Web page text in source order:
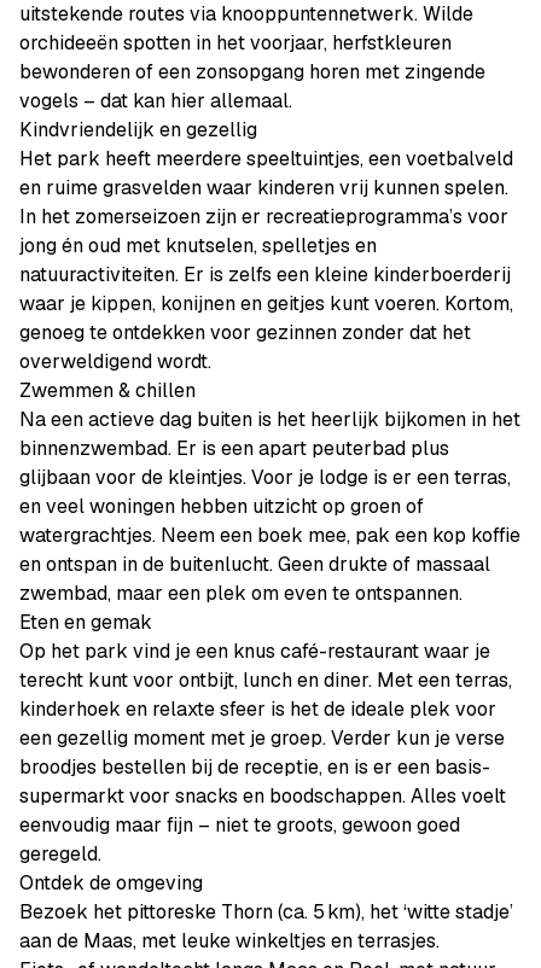
uitstekende routes via knooppuntennetwerk. Wilde
orchideeën spotten in het voorjaar, herfstkleuren
bewonderen of een zonsopgang horen met zingende
vogels – dat kan hier allemaal.
Kindvriendelijk en gezellig
Het park heeft meerdere speeltuintjes, een voetbalveld
en ruime grasvelden waar kinderen vrij kunnen spelen.
In het zomerseizoen zijn er recreatieprogramma’s voor
jong én oud met knutselen, spelletjes en
natuuractiviteiten. Er is zelfs een kleine kinderboerderij
waar je kippen, konijnen en geitjes kunt voeren. Kortom,
genoeg te ontdekken voor gezinnen zonder dat het
overweldigend wordt.
Zwemmen & chillen
Na een actieve dag buiten is het heerlijk bijkomen in het
binnenzwembad. Er is een apart peuterbad plus
glijbaan voor de kleintjes. Voor je lodge is er een terras,
en veel woningen hebben uitzicht op groen of
watergrachtjes. Neem een boek mee, pak een kop koffie
en ontspan in de buitenlucht. Geen drukte of massaal
zwembad, maar een plek om even te ontspannen.
Eten en gemak
Op het park vind je een knus café-restaurant waar je
terecht kunt voor ontbijt, lunch en diner. Met een terras,
kinderhoek en relaxte sfeer is het de ideale plek voor
een gezellig moment met je groep. Verder kun je verse
broodjes bestellen bij de receptie, en is er een basis-
supermarkt voor snacks en boodschappen. Alles voelt
eenvoudig maar fijn – niet te groots, gewoon goed
geregeld.
Ontdek de omgeving
Bezoek het pittoreske Thorn (ca. 5 km), het ‘witte stadje’
aan de Maas, met leuke winkeltjes en terrasjes.